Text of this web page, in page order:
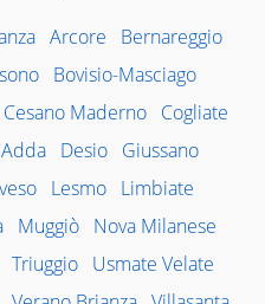
Arcore
Bernareggio
Bovisio-Masciago
Cesano Maderno Cogliate
Desio
Giussano
Lesmo Limbiate
Muggiò
Nova Milanese
Triuggio Usmate Velate